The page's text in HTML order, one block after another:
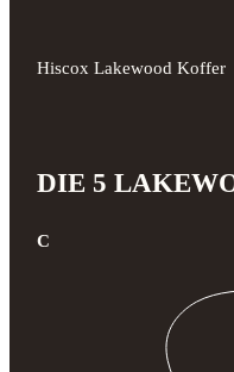
Hiscox Lakewood Koffer
DIE 5
C